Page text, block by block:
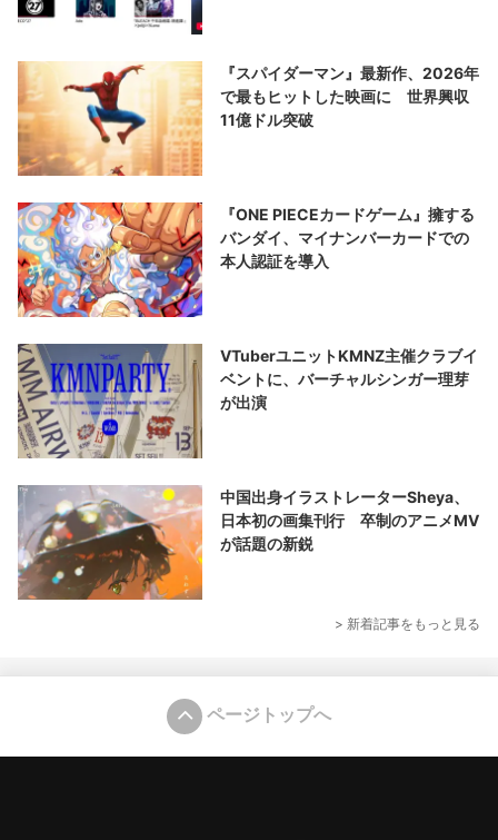
『スパイダーマン』最新作、2026年
で最もヒットした映画に 世界興収
11億ドル突破
『ONE PIECEカードゲーム』擁する
バンダイ、マイナンバーカードでの
本人認証を導入
VTuberユニットKMNZ主催クラブイ
ベントに、バーチャルシンガー理芽
が出演
中国出身イラストレーターSheya、
日本初の画集刊行 卒制のアニメMV
が話題の新鋭
> 新着記事をもっと見る
ページトップへ